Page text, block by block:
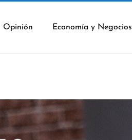
Opinión Economía y Negocios